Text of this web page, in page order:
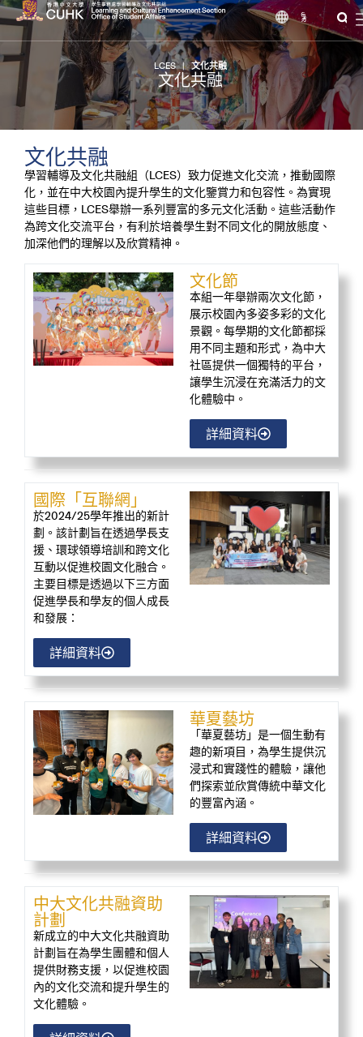
繁
LCES|文化共融
文化共融
文化共融
學習輔導及文化共融組（LCES）致力促進文化交流，推動國際
化，並在中大校園內提升學生的文化鑒賞力和包容性。為實現
這些目標，LCES舉辦一系列豐富的多元文化活動。這些活動作
為跨文化交流平台，有利於培養學生對不同文化的開放態度、
加深他們的理解以及欣賞精神。
文化節
本組一年舉辦兩次文化節，
展示校園內多姿多彩的文化
景觀。每學期的文化節都採
用不同主題和形式，為中大
社區提供一個獨特的平台，
讓學生沉浸在充滿活力的文
化體驗中。
詳細資料
國際「互聯網」
於2024/25學年推出的新計
劃。該計劃旨在透過學長支
援、環球領導培訓和跨文化
互動以促進校園文化融合。
主要目標是透過以下三方面
促進學長和學友的個人成長
和發展：
詳細資料
華夏藝坊
「華夏藝坊」是一個生動有
趣的新項目，為學生提供沉
浸式和實踐性的體驗，讓他
們探索並欣賞傳統中華文化
的豐富內涵。
詳細資料
中大文化共融資助
計劃
新成立的中大文化共融資助
計劃旨在為學生團體和個人
提供財務支援，以促進校園
內的文化交流和提升學生的
文化體驗。